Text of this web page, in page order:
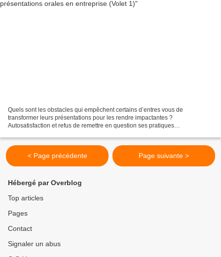
Quels sont les obstacles qui empêchent certains d’entres vous de
transformer leurs présentations pour les rendre impactantes ?
Autosatisfaction et refus de remettre en question ses pratiques
< Page précédente Page suivante >
Hébergé par Overblog
Top articles
Pages
Contact
Signaler un abus